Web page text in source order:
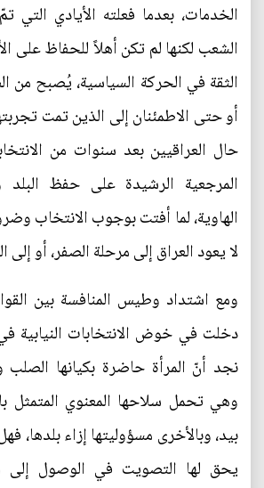
الخدمات، بعدما فعلته الأيادي التي
الشعب لكنها لم تكن أهلاً للحفاظ على
الثقة في الحركة السياسية، يُصبح من
أو حتى الاطمئنان إلى الذين تمت
حال العراقيين بعد سنوات من
المرجعية الرشيدة على حفظ
الهاوية، لما أفتت بوجوب الانتخاب
لا يعود العراق إلى مرحلة الصفر، أو إلى
ومع اشتداد وطيس المنافسة بين
دخلت في خوض الانتخابات النيابية
نجد أنّ المرأة حاضرة بكيانها
وهي تحمل سلاحها المعنوي المتمثل
بيد، وبالأخرى مسؤوليتها إزاء بلدها،
يحق لها التصويت في الوصول إلى